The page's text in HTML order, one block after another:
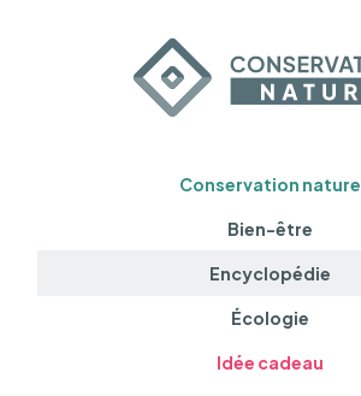
Conservation nature
Bien-être
Encyclopédie
Écologie
Idée cadeau